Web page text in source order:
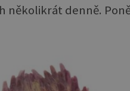
několikrát denně.